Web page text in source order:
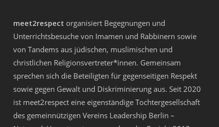
meet2respect organisiert Begegnungen und
Unterrichtsbesuche von Imamen und Rabbinern sowie
von Tandems aus jüdischen, muslimischen und
christlichen Religionsvertreter*innen. Gemeinsam
sprechen sich die Beteiligten für gegenseitigen Respekt
sowie gegen Gewalt und Diskriminierung aus. Seit 2020
ist meet2respect eine eigenständige Tochtergesellschaft
des gemeinnützigen Vereins Leadership Berlin –